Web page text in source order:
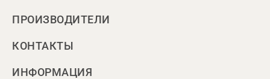
ПРОИЗВОДИТЕЛИ
КОНТАКТЫ
ИНФОРМАЦИЯ